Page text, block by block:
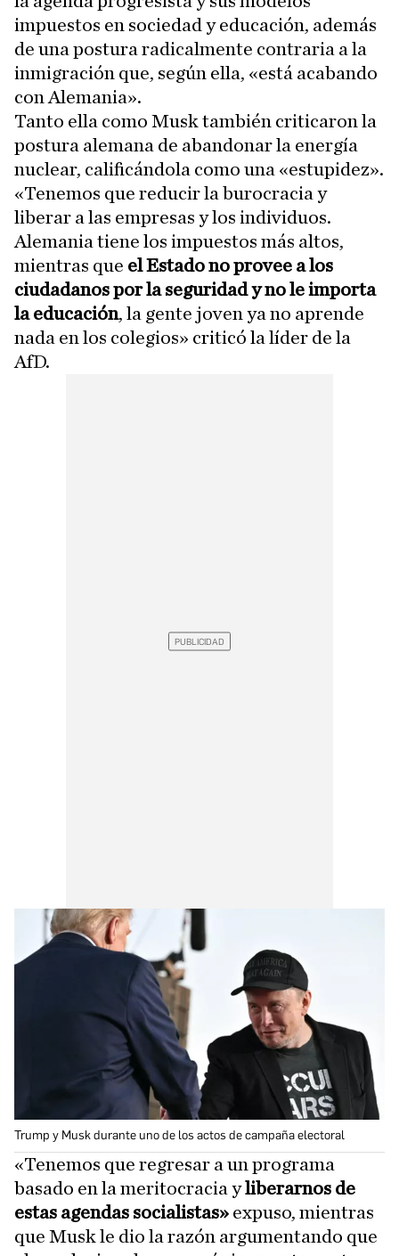
impuestos en sociedad y educación, además
de una postura radicalmente contraria a la
inmigración que, según ella, «está acabando
con Alemania».
Tanto ella como Musk también criticaron la
postura alemana de abandonar la energía
nuclear, calificándola como una «estupidez».
«Tenemos que reducir la burocracia y
liberar a las empresas y los individuos.
Alemania tiene los impuestos más altos,
mientras que el Estado no provee a los
ciudadanos por la seguridad y no le importa
la educación, la gente joven ya no aprende
nada en los colegios» criticó la líder de la
AfD.
Trump y Musk durante uno de los actos de campaña electoral
«Tenemos que regresar a un programa
basado en la meritocracia yliberarnos de
estas agendas socialistas» expuso, mientras
que Musk le dio la razón argumentando que